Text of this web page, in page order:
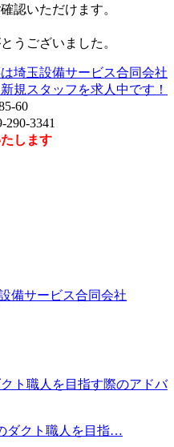
認いただけます。
うございました。
埼玉設備サービス合同会社
規スタッフを求人中です！
60
3341
します
備サービス合同会社
ダクト職人を目指…